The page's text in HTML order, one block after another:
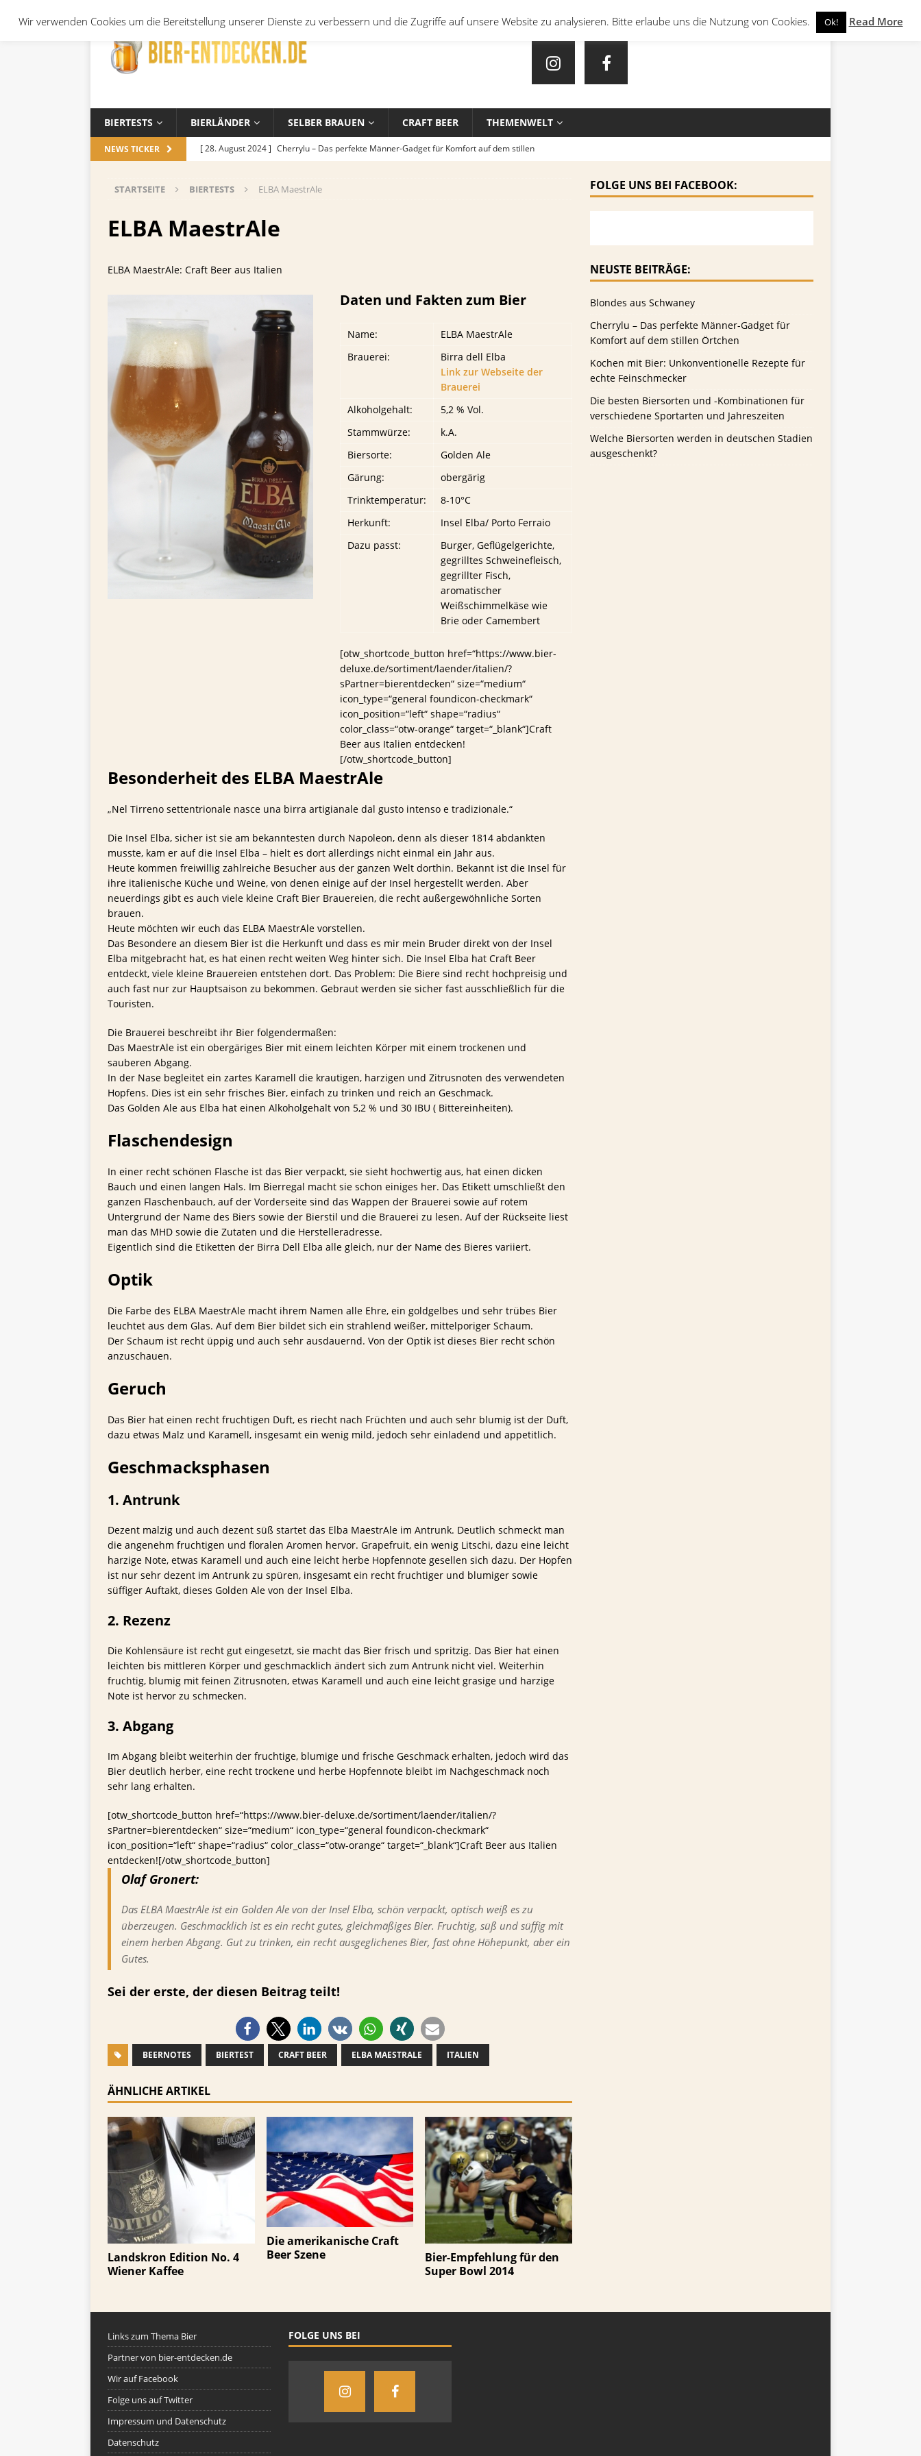
BIERTESTS BIERLÄNDER SELBER BRAUEN CRAFT BEER THEMENWELT
NEWS TICKER [ 28. August 2024 ] Cherrylu – Das perfekte Männer-Gadget für Komfort auf dem stillen
[ 14. November 2023 ] Kochen mit Bier: Unkonventionelle Rezepte für echte Feinschmecker
und Jahreszeiten
TIPPS FÜR BIERTRINKER
[ 29. Mai 2025 ]
Blondes aus Schwaney BIERTESTS
STARTSEITE BIERTESTS ELBA MaestrAle
ELBA MaestrAle
ELBA MaestrAle: Craft Beer aus Italien
Daten und Fakten zum Bier
Name:
ELBA MaestrAle
Brauerei:
Birra dell Elba
Link zur Webseite der
Brauerei
Alkoholgehalt:
5,2 % Vol.
Stammwürze:
k.A.
Biersorte:
Golden Ale
Gärung:
obergärig
Trinktemperatur:
8-10°C
Herkunft:
Insel Elba/ Porto Ferraio
Dazu passt:
Burger, Geflügelgerichte,
gegrilltes Schweinefleisch,
gegrillter Fisch,
aromatischer
Weißschimmelkäse wie
Brie oder Camembert
[otw_shortcode_button href=“https://www.bier-
deluxe.de/sortiment/laender/italien/?
sPartner=bierentdecken“ size=“medium“
icon_type=“general foundicon-checkmark“
icon_position=“left“ shape=“radius“
color_class=“otw-orange“ target=“_blank“]Craft
Beer aus Italien entdecken!
[/otw_shortcode_button]
Besonderheit des ELBA MaestrAle
„Nel Tirreno settentrionale nasce una birra artigianale dal gusto intenso e tradizionale.“
Die Insel Elba, sicher ist sie am bekanntesten durch Napoleon, denn als dieser 1814 abdankten
musste, kam er auf die Insel Elba – hielt es dort allerdings nicht einmal ein Jahr aus.
Heute kommen freiwillig zahlreiche Besucher aus der ganzen Welt dorthin. Bekannt ist die Insel für
ihre italienische Küche und Weine, von denen einige auf der Insel hergestellt werden. Aber
neuerdings gibt es auch viele kleine Craft Bier Brauereien, die recht außergewöhnliche Sorten
brauen.
Heute möchten wir euch das ELBA MaestrAle vorstellen.
Das Besondere an diesem Bier ist die Herkunft und dass es mir mein Bruder direkt von der Insel
Elba mitgebracht hat, es hat einen recht weiten Weg hinter sich. Die Insel Elba hat Craft Beer
entdeckt, viele kleine Brauereien entstehen dort. Das Problem: Die Biere sind recht hochpreisig und
auch fast nur zur Hauptsaison zu bekommen. Gebraut werden sie sicher fast ausschließlich für die
Touristen.
Die Brauerei beschreibt ihr Bier folgendermaßen:
Das MaestrAle ist ein obergäriges Bier mit einem leichten Körper mit einem trockenen und
sauberen Abgang.
In der Nase begleitet ein zartes Karamell die krautigen, harzigen und Zitrusnoten des verwendeten
Hopfens. Dies ist ein sehr frisches Bier, einfach zu trinken und reich an Geschmack.
Das Golden Ale aus Elba hat einen Alkoholgehalt von 5,2 % und 30 IBU ( Bittereinheiten).
Flaschendesign
In einer recht schönen Flasche ist das Bier verpackt, sie sieht hochwertig aus, hat einen dicken
Bauch und einen langen Hals. Im Bierregal macht sie schon einiges her. Das Etikett umschließt den
ganzen Flaschenbauch, auf der Vorderseite sind das Wappen der Brauerei sowie auf rotem
Untergrund der Name des Biers sowie der Bierstil und die Brauerei zu lesen. Auf der Rückseite liest
man das MHD sowie die Zutaten und die Herstelleradresse.
Eigentlich sind die Etiketten der Birra Dell Elba alle gleich, nur der Name des Bieres variiert.
Optik
Die Farbe des ELBA MaestrAle macht ihrem Namen alle Ehre, ein goldgelbes und sehr trübes Bier
leuchtet aus dem Glas. Auf dem Bier bildet sich ein strahlend weißer, mittelporiger Schaum.
Der Schaum ist recht üppig und auch sehr ausdauernd. Von der Optik ist dieses Bier recht schön
anzuschauen.
Geruch
Das Bier hat einen recht fruchtigen Duft, es riecht nach Früchten und auch sehr blumig ist der Duft,
dazu etwas Malz und Karamell, insgesamt ein wenig mild, jedoch sehr einladend und appetitlich.
Geschmacksphasen
1. Antrunk
Dezent malzig und auch dezent süß startet das Elba MaestrAle im Antrunk. Deutlich schmeckt man
die angenehm fruchtigen und floralen Aromen hervor. Grapefruit, ein wenig Litschi, dazu eine leicht
harzige Note, etwas Karamell und auch eine leicht herbe Hopfennote gesellen sich dazu. Der Hopfen
ist nur sehr dezent im Antrunk zu spüren, insgesamt ein recht fruchtiger und blumiger sowie
süffiger Auftakt, dieses Golden Ale von der Insel Elba.
2. Rezenz
Die Kohlensäure ist recht gut eingesetzt, sie macht das Bier frisch und spritzig. Das Bier hat einen
leichten bis mittleren Körper und geschmacklich ändert sich zum Antrunk nicht viel. Weiterhin
fruchtig, blumig mit feinen Zitrusnoten, etwas Karamell und auch eine leicht grasige und harzige
Note ist hervor zu schmecken.
3. Abgang
Im Abgang bleibt weiterhin der fruchtige, blumige und frische Geschmack erhalten, jedoch wird das
Bier deutlich herber, eine recht trockene und herbe Hopfennote bleibt im Nachgeschmack noch
sehr lang erhalten.
[otw_shortcode_button href=“https://www.bier-deluxe.de/sortiment/laender/italien/?
sPartner=bierentdecken“ size=“medium“ icon_type=“general foundicon-checkmark“
icon_position=“left“ shape=“radius“ color_class=“otw-orange“ target=“_blank“]Craft Beer aus Italien
entdecken![/otw_shortcode_button]
Olaf Gronert:
Das ELBA MaestrAle ist ein Golden Ale von der Insel Elba, schön verpackt, optisch weiß es zu
überzeugen. Geschmacklich ist es ein recht gutes, gleichmäßiges Bier. Fruchtig, süß und süffig mit
einem herben Abgang. Gut zu trinken, ein recht ausgeglichenes Bier, fast ohne Höhepunkt, aber ein
Gutes.
Sei der erste, der diesen Beitrag teilt!
BEERNOTES BIERTEST CRAFT BEER ELBA MAESTRALE ITALIEN
ÄHNLICHE ARTIKEL
Landskron Edition No. 4
Wiener Kaffee
Die amerikanische Craft
Beer Szene
Bier-Empfehlung für den
Super Bowl 2014
FOLGE UNS BEI FACEBOOK:
NEUSTE BEITRÄGE:
Blondes aus Schwaney
Cherrylu – Das perfekte Männer-Gadget für
Komfort auf dem stillen Örtchen
Kochen mit Bier: Unkonventionelle Rezepte für
echte Feinschmecker
Die besten Biersorten und -Kombinationen für
verschiedene Sportarten und Jahreszeiten
Welche Biersorten werden in deutschen Stadien
ausgeschenkt?
Links zum Thema Bier
Partner von bier-entdecken.de
Wir auf Facebook
Folge uns auf Twitter
Impressum und Datenschutz
Datenschutz
FOLGE UNS BEI
Wir verwenden Cookies um die Bereitstellung unserer Dienste zu verbessern und die Zugriffe auf unsere Website zu analysieren. Bitte erlaube uns die Nutzung von Cookies. Ok! Read More